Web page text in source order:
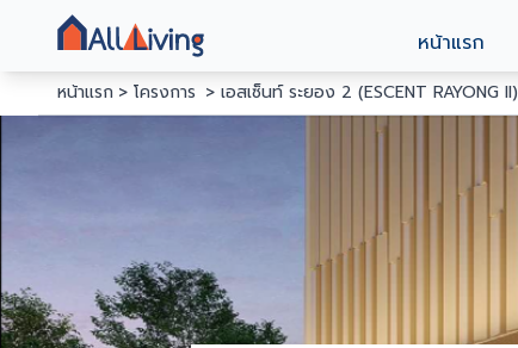
หน้าแรก
หน้าแรก โครงการ เอสเซ็นท์ ระยอง 2 (ESCENT RAYONG II)